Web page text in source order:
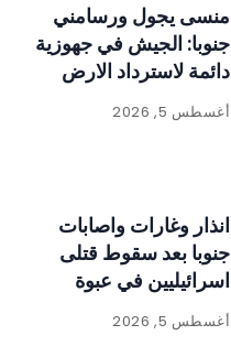
منسى يجول ورسامني
جنوبا: الجيش في جهوزية
دائمة لاسترداد الارض
أغسطس 5, 2026
انذار وغارات واصابات
جنوبا بعد سقوط قتلى
اسرائيليين في عبوة
ناسفة
أغسطس 5, 2026